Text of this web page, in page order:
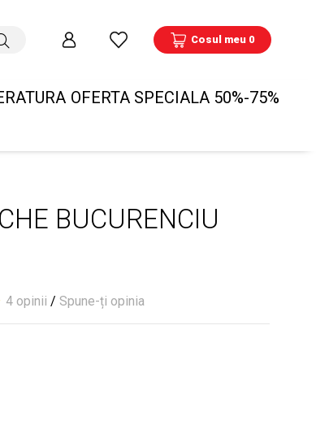
Cosul meu 0
OFERTA SPECIALA 50%-75%
BUCURENCIU
4 opinii / Spune-ți opinia